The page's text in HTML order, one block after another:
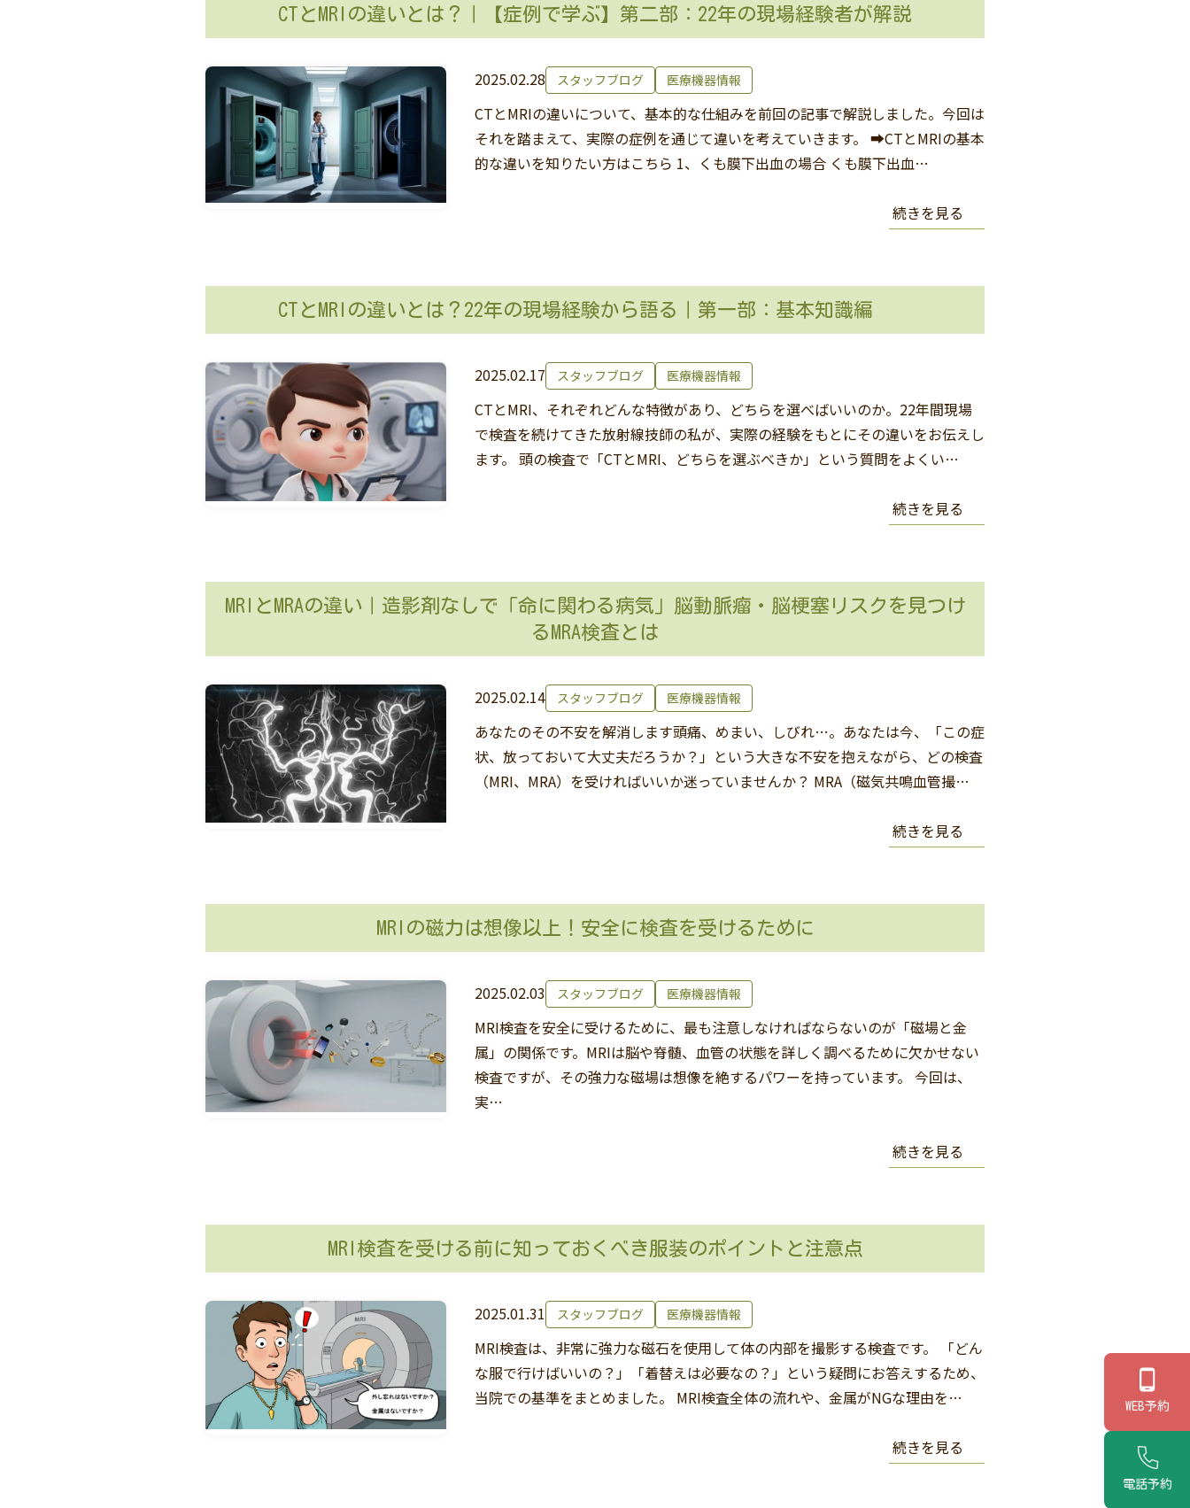
WEB予約
電話予約
CTとMRIの違いとは？｜【症例で学ぶ】第二部：22年の現場経験者が解説
2025.02.28 スタッフブログ 医療機器情報
CTとMRIの違いについて、基本的な仕組みを前回の記事で解説しました。今回は
それを踏まえて、実際の症例を通じて違いを考えていきます。 ➡CTとMRIの基本
的な違いを知りたい方はこちら 1、くも膜下出血の場合 くも膜下出血…
続きを見る
CTとMRIの違いとは？22年の現場経験から語る｜第一部：基本知識編
2025.02.17 スタッフブログ 医療機器情報
CTとMRI、それぞれどんな特徴があり、どちらを選べばいいのか。22年間現場
で検査を続けてきた放射線技師の私が、実際の経験をもとにその違いをお伝えし
ます。 頭の検査で「CTとMRI、どちらを選ぶべきか」という質問をよくい…
続きを見る
MRIとMRAの違い｜造影剤なしで「命に関わる病気」脳動脈瘤・脳梗塞リスクを見つけ
るMRA検査とは
2025.02.14 スタッフブログ 医療機器情報
あなたのその不安を解消します頭痛、めまい、しびれ…。あなたは今、「この症
状、放っておいて大丈夫だろうか？」という大きな不安を抱えながら、どの検査
（MRI、MRA）を受ければいいか迷っていませんか？ MRA（磁気共鳴血管撮…
続きを見る
MRIの磁力は想像以上！安全に検査を受けるために
2025.02.03 スタッフブログ 医療機器情報
MRI検査を安全に受けるために、最も注意しなければならないのが「磁場と金
属」の関係です。MRIは脳や脊髄、血管の状態を詳しく調べるために欠かせない
検査ですが、その強力な磁場は想像を絶するパワーを持っています。 今回は、
実…
続きを見る
MRI検査を受ける前に知っておくべき服装のポイントと注意点
2025.01.31 スタッフブログ 医療機器情報
MRI検査は、非常に強力な磁石を使用して体の内部を撮影する検査です。 「どん
な服で行けばいいの？」「着替えは必要なの？」という疑問にお答えするため、
当院での基準をまとめました。 MRI検査全体の流れや、金属がNGな理由を…
続きを見る